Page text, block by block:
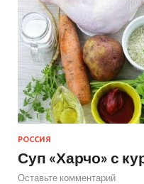
РОССИЯ
Суп «Харчо» с
Оставьте комментарий